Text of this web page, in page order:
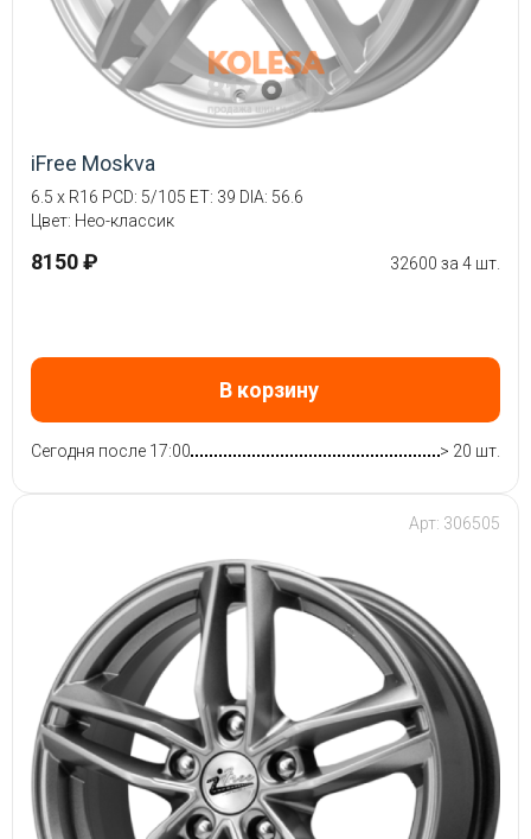
iFree Moskva
6.5 x R16 PCD: 5/105 ET: 39 DIA: 56.6
Цвет: Нео-классик
8150 ₽ 32600 за 4 шт.
В корзину
Сегодня после 17:00 > 20 шт.
Арт: 306505